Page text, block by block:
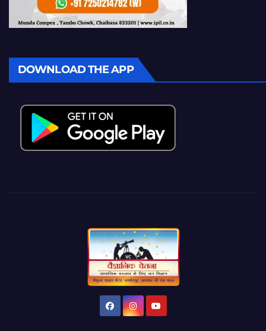
DOWNLOAD THE APP